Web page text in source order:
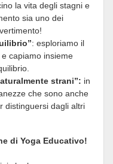
la vita degli stagni e
sia uno dei
: esploriamo il
capiamo insieme
strani”: in
che sono anche
distinguersi dagli altri
di Yoga Educativo!